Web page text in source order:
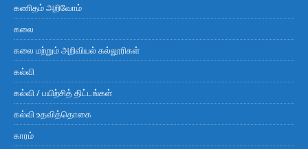
கணிதம் அறிவோம்
கலை
கலை மற்றும் அறிவியல் கல்லூரிகள்
கல்வி
கல்வி / பயிற்சித் திட்டங்கள்
கல்வி உதவித்தொகை
காரம்